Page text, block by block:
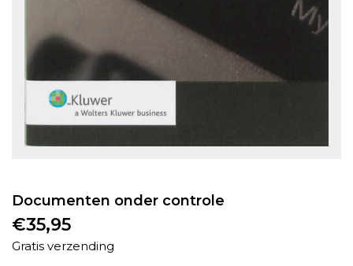
Documenten onder controle
€35,95
Gratis verzending